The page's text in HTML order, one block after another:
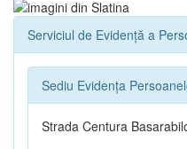
Serviciul de Evidenţă a
Sediu Evidența
Strada Centura